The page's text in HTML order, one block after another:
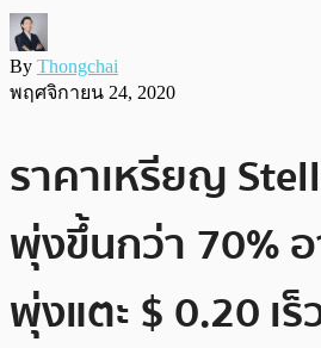
By Thongchai
พฤศจิกายน 24, 2020
ราคาเหรียญ
พุ่งขึ้นกว่า 70%
พุ่งแตะ $ 0.20 เร็